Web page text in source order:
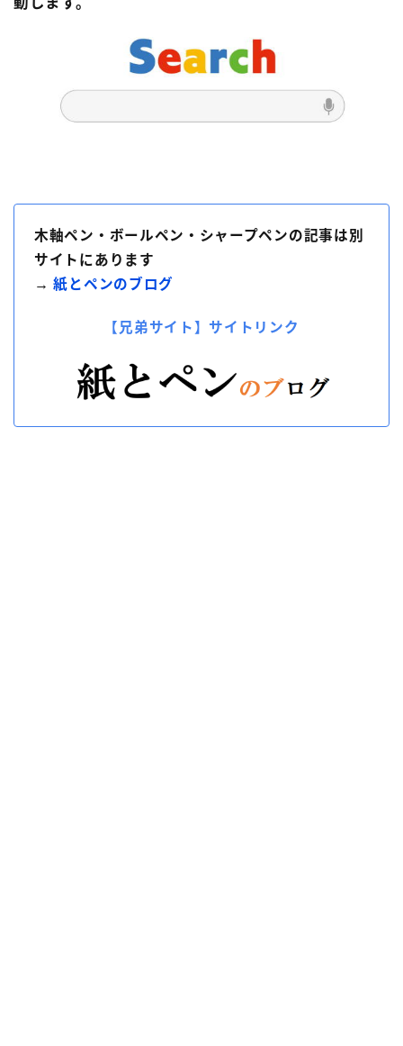
木軸ペン・ボールペン・シャープペンの記事は別
サイトにあります
→紙とペンのブログ
【兄弟サイト】サイトリンク